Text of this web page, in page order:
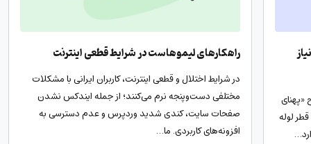
لوله
راهکارهای لیموهاست در شرایط قطعی اینترنت
در شرایط اختلال و قطعی اینترنت، کاربران ایرانی با مشکلات
مختلفی دست‌وپنجه نرم می‌کنند؛ از جمله ایندکس نشدن
صفحات سایت، کندی شدید وردپرس و عدم دسترسی به
افزونه‌های کاربردی. ما…